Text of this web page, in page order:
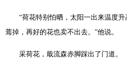
“荷花特别怕晒，太阳一出来温度
蔫掉，再好的花也卖不出去。”他说。
采荷花，戢流森赤脚踩出了门道。